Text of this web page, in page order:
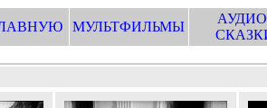
МУЛЬТФИЛЬМЫ